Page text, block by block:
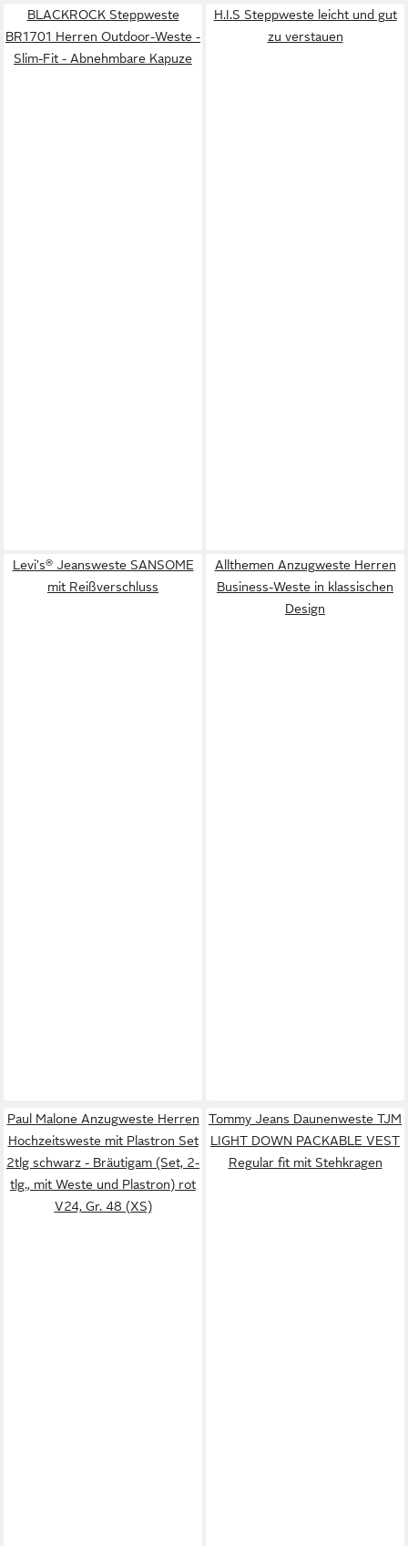
BLACKROCK Steppweste
BR1701 Herren Outdoor-Weste -
Slim-Fit - Abnehmbare Kapuze
H.I.S Steppweste leicht und gut
zu verstauen
Levi's® Jeansweste SANSOME
mit Reißverschluss
Allthemen Anzugweste Herren
Business-Weste in klassischen
Design
Paul Malone Anzugweste Herren
Hochzeitsweste mit Plastron Set
2tlg schwarz - Bräutigam (Set, 2-
tlg., mit Weste und Plastron) rot
V24, Gr. 48 (XS)
Tommy Jeans Daunenweste TJM
LIGHT DOWN PACKABLE VEST
Regular fit mit Stehkragen